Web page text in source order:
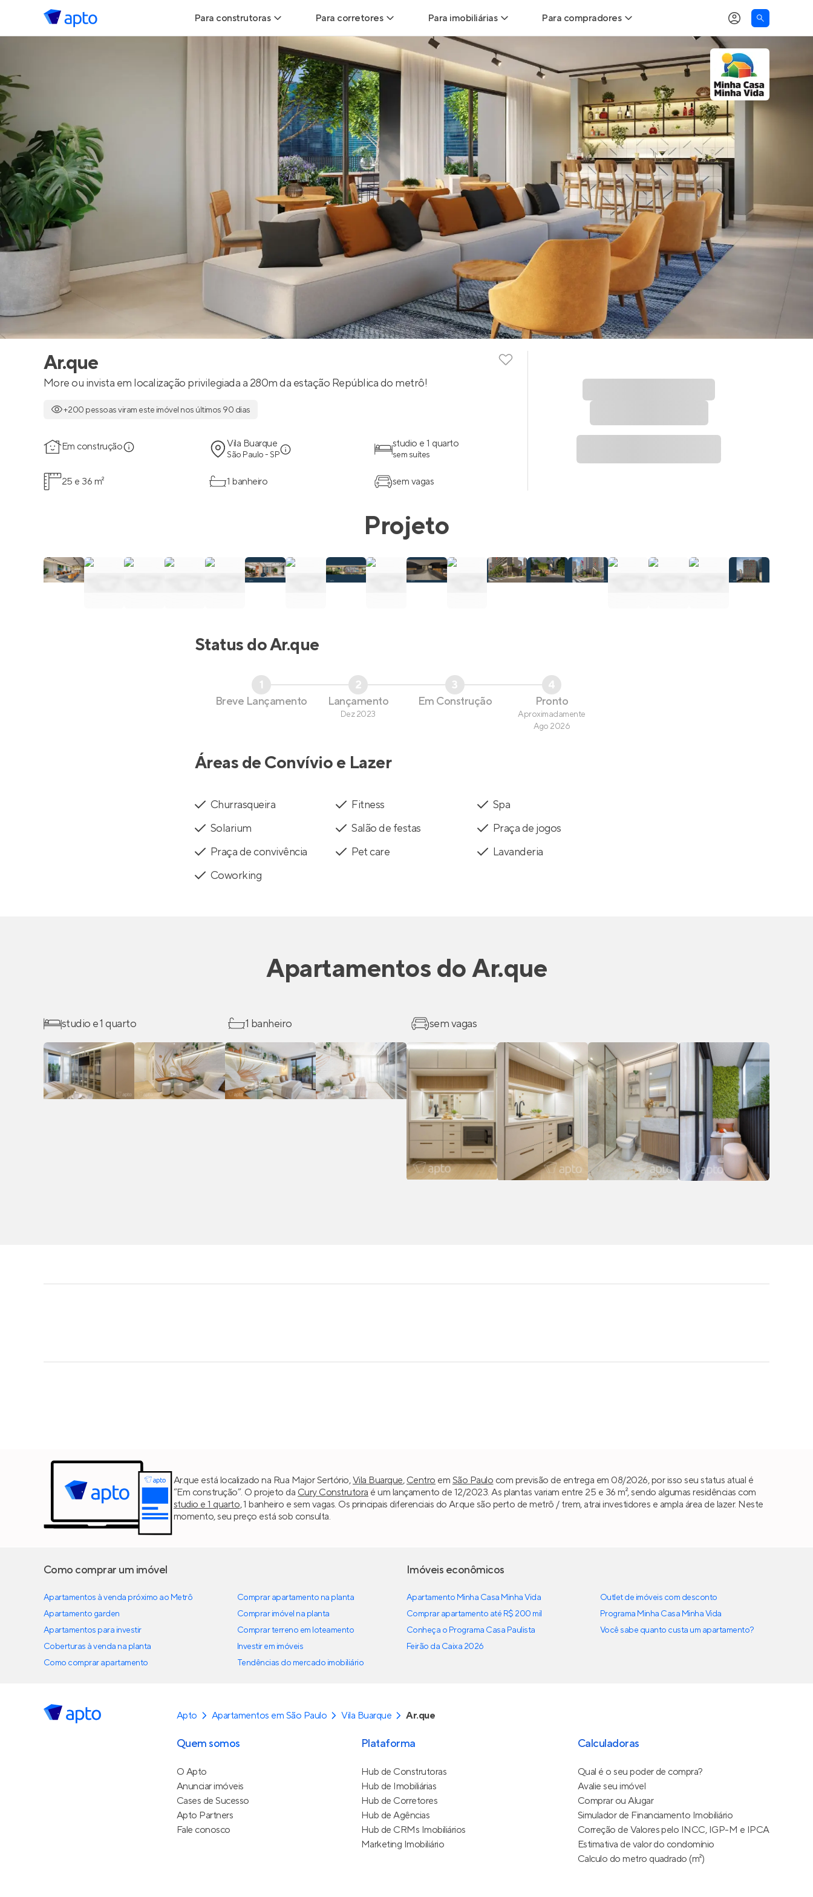
Para construtoras
Geração de Leads
Geração de Visitas
Geração de Vendas
Maiores Construtoras
Parcerias Imobiliárias
Anunciar Imóveis
Para corretores
Leads para Corretores
Corretor+
Parcerias imobiliárias
Hub de Corretores
Perfil Verificado
Anunciar imóveis
Para imobiliárias
Leads para Imobiliárias
Hub de imobiliárias
Anunciar imóveis
Para compradores
Buscar um imóvel novo
Calcule seu Poder de Compra
Comprar x Alugar
Correção do INCC
Simulador de Financiamento
Encontre um corretor
Ar.que
More ou invista em localização privilegiada a 280m da estação República do metrô!
+200 pessoas viram este imóvel nos últimos 90 dias
Em construção Vila Buarque
São Paulo - SP
studio e 1 quarto
sem suítes
25 e 36 m² 1 banheiro sem vagas
Projeto
Status doAr.que
1
Breve Lançamento
2
Lançamento
Dez 2023
3
Em Construção
4
Pronto
Aproximadamente
Ago 2026
Áreas de Convívio e Lazer
Churrasqueira Fitness
Spa
Solarium
Salão de festas
Praça de jogos
Praça de convivência
Pet care
Lavanderia
Coworking
Apartamentos doAr.que
studio e 1 quarto 1 banheiro sem vagas
Ar.que está localizado na Rua Major Sertório,Vila Buarque, Centro em São Paulo com previsão de entrega em 08/2026, por isso seu status atual é
“Em construção”. O projeto da Cury Construtora é um lançamento de 12/2023. As plantas variam entre 25 e 36 m², sendo algumas residências com
studio e 1 quarto, 1 banheiro e sem vagas. Os principais diferenciais do Ar.que são perto de metrô / trem, atrai investidores e ampla área de lazer. Neste
momento, seu preço está sob consulta.
Como comprar um imóvel
Apartamentos à venda próximo ao Metrô
Apartamento garden
Apartamentos para investir
Coberturas à venda na planta
Como comprar apartamento
Comprar apartamento na planta
Comprar imóvel na planta
Comprar terreno em loteamento
Investir em imóveis
Tendências do mercado imobiliário
Imóveis econômicos
Apartamento Minha Casa Minha Vida
Comprar apartamento até R$ 200 mil
Conheça o Programa Casa Paulista
Feirão da Caixa 2026
Outlet de imóveis com desconto
Programa Minha Casa Minha Vida
Você sabe quanto custa um apartamento?
Apto Apartamentos em São Paulo Vila Buarque Ar.que
Quem somos
O Apto
Anunciar imóveis
Cases de Sucesso
Apto Partners
Fale conosco
Plataforma
Hub de Construtoras
Hub de Imobiliárias
Hub de Corretores
Hub de Agências
Hub de CRMs Imobiliários
Marketing Imobiliário
Calculadoras
Qual é o seu poder de compra?
Avalie seu imóvel
Comprar ou Alugar
Simulador de Financiamento Imobiliário
Correção de Valores pelo INCC, IGP-M e IPCA
Estimativa de valor do condomínio
Calculo do metro quadrado (m²)